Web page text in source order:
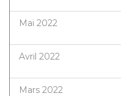
Mai 2022
Avril 2022
Mars 2022